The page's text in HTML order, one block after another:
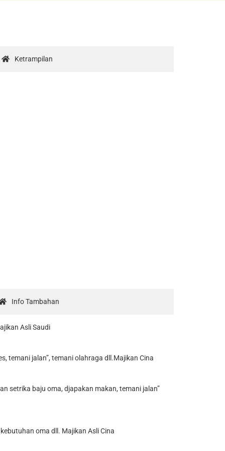
Ketrampilan
Info Tambahan
Asli Saudi
temani jalan”, temani olahraga dll.Majikan Cina
setrika baju oma, djapakan makan, temani jalan”
oma dll. Majikan Asli Cina